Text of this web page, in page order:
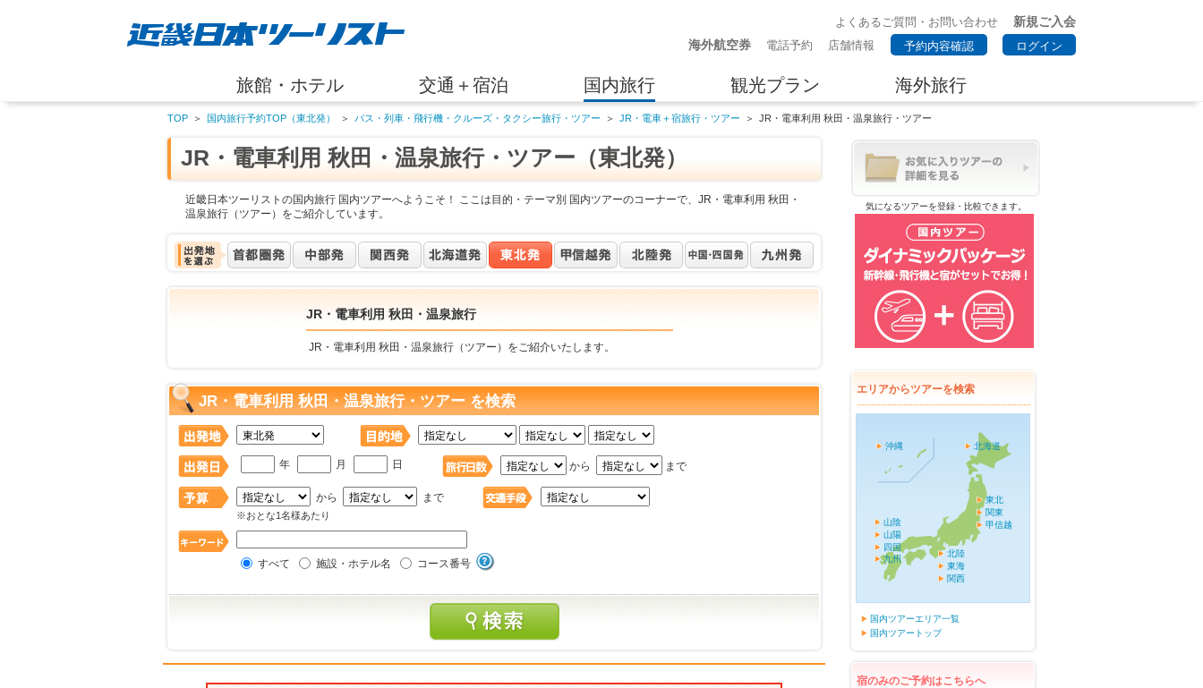
よくあるご質問・お問い合わせ
新規ご入会
海外航空券
電話予約 店舗情報 予約内容確認 ログイン
旅館・ホテル 交通＋宿泊 国内旅行 観光プラン 海外旅行
TOP ＞ 国内旅行予約TOP（東北発） ＞ バス・列車・飛行機・クルーズ・タクシー旅行・ツアー ＞ JR・電車＋宿旅行・ツアー ＞ JR・電車利用 秋田・温泉旅行・ツアー
JR・電車利用 秋田・温泉旅行・ツアー（東北発）
近畿日本ツーリストの国内旅行 国内ツアーへようこそ！ ここは目的・テーマ別 国内ツアーのコーナーで、JR・電車利用 秋田・
温泉旅行（ツアー）をご紹介しています。
JR・電車利用 秋田・温泉旅行
JR・電車利用 秋田・温泉旅行（ツアー）をご紹介いたします。
JR・電車利用 秋田・温泉旅行・ツアー を検索
年 月 日 から まで
から まで
※おとな1名様あたり
すべて 施設・ホテル名 コース番号
気になるツアーを登録・比較できます。
エリアからツアーを検索
北海道
東北
関東
甲信越
北陸
東海
関西
山陰
山陽
四国
九州
沖縄
国内ツアーエリア一覧
国内ツアートップ
宿のみのご予約はこちらへ